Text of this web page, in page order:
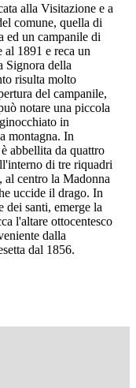
alla Visitazione e a
comune, quella di
ed un campanile di
1891 e reca un
Signora della
risulta molto
del campanile,
notare una piccola
in
montagna. In
abbellita da quattro
di tre riquadri
al centro la Madonna
uccide il drago. In
dei santi, emerge la
l'altare ottocentesco
dalla
dal 1856.